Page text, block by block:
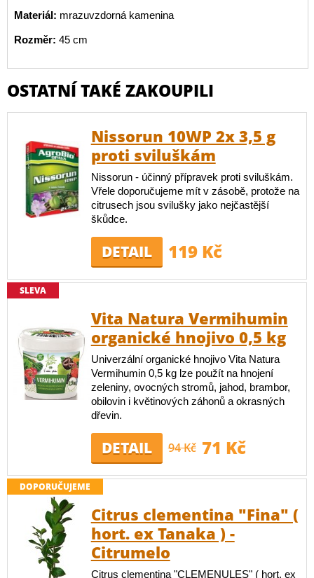
Materiál: mrazuvzdorná kamenina
Rozměr: 45 cm
OSTATNÍ TAKÉ ZAKOUPILI
Nissorun 10WP 2x 3,5 g
proti sviluškám
Nissorun - účinný přípravek proti sviluškám.
Vřele doporučujeme mít v zásobě, protože na
citrusech jsou svilušky jako nejčastější
škůdce.
DETAIL 119 Kč
SLEVA
Vita Natura Vermihumin
organické hnojivo 0,5 kg
Univerzální organické hnojivo Vita Natura
Vermihumin 0,5 kg lze použít na hnojení
zeleniny, ovocných stromů, jahod, brambor,
obilovin i květinových záhonů a okrasných
dřevin.
DETAIL 94 Kč 71 Kč
DOPORUČUJEME
Citrus clementina "Fina" (
hort. ex Tanaka ) -
Citrumelo
Citrus clementina "CLEMENULES" ( hort. ex